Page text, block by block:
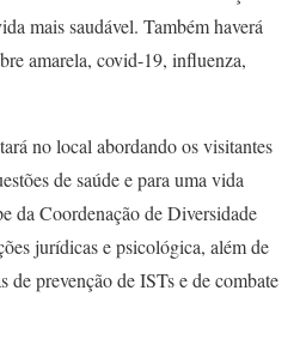
mais saudável. Também haverá
amarela, covid-19, influenza,
no local abordando os visitantes
de saúde e para uma vida
da Coordenação de Diversidade
jurídicas e psicológica, além de
de prevenção de ISTs e de combate